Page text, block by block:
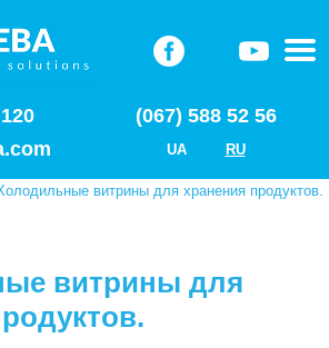
(067) 588 52 56
UA RU
витрины для хранения продуктов.
витрины для